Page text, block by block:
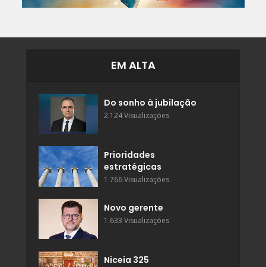
EM ALTA
Do sonho à jubilação
2.124 Visualizações
Prioridades
estratégicas
1.766 Visualizações
Novo gerente
1.633 Visualizações
Niceia 325